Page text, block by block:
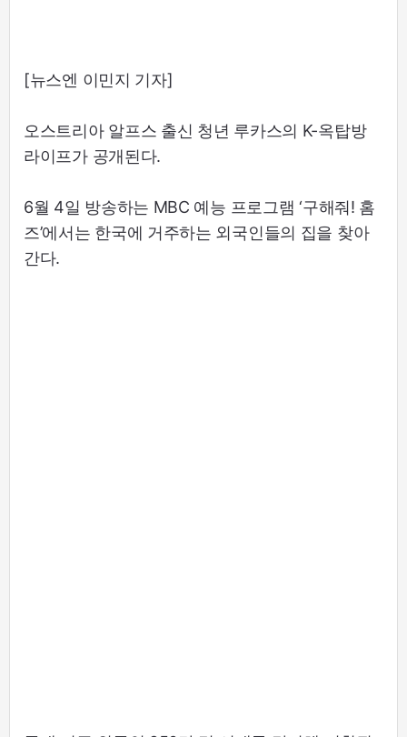
[뉴스엔 이민지 기자]
오스트리아 알프스 출신 청년 루카스의 K-옥탑방
라이프가 공개된다.
6월 4일 방송하는 MBC 예능 프로그램 ‘구해줘! 홈
즈’에서는 한국에 거주하는 외국인들의 집을 찾아
간다.